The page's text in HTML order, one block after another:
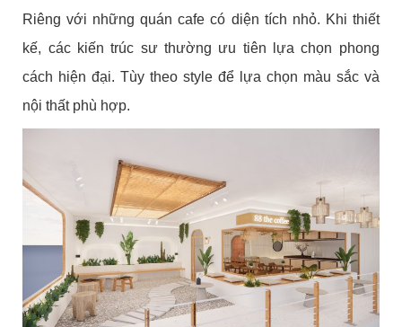
Riêng với những quán cafe có diện tích nhỏ. Khi thiết
kế, các kiến trúc sư thường ưu tiên lựa chọn phong
cách hiện đại. Tùy theo style để lựa chọn màu sắc và
nội thất phù hợp.